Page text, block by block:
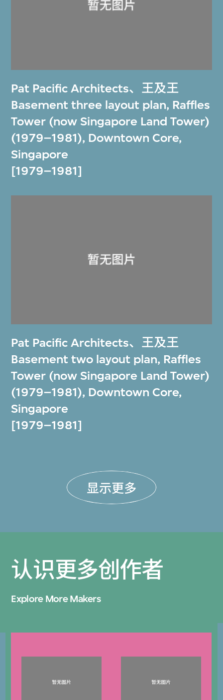
Pat Pacific Architects、 王及王
Basement three layout plan, Raffles
Tower (now Singapore Land Tower)
(1979–1981), Downtown Core,
Singapore
[1979–1981]
Pat Pacific Architects、 王及王
Basement two layout plan, Raffles
Tower (now Singapore Land Tower)
(1979–1981), Downtown Core,
Singapore
[1979–1981]
显示更多
认识更多创作者
Explore More Makers